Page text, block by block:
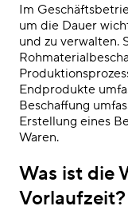
Im
um die Dauer
und zu verwalten.
Endprodukte
Beschaffung
Erstellung eines
Waren.
Was ist die
Vorlaufzeit?